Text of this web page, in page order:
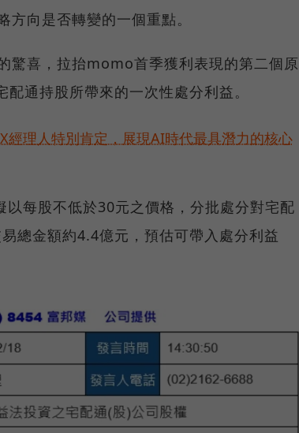
向是否轉變的一個重點。
驚喜，拉抬momo首季獲利表現的第二個原
通持股所帶來的一次性處分利益。
經理人特別肯定，展現AI時代最具潛力的核心
每股不低於30元之價格，分批處分對宅配
總金額約4.4億元，預估可帶入處分利益